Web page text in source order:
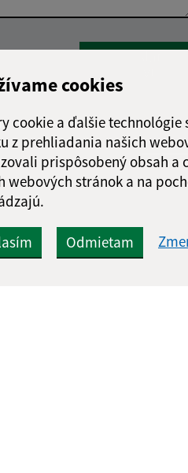
cookies
cookie a ďalšie
z prehliadania našich
prispôsobený obsah a
webových stránok a na
Odmietam
Google reCaptcha